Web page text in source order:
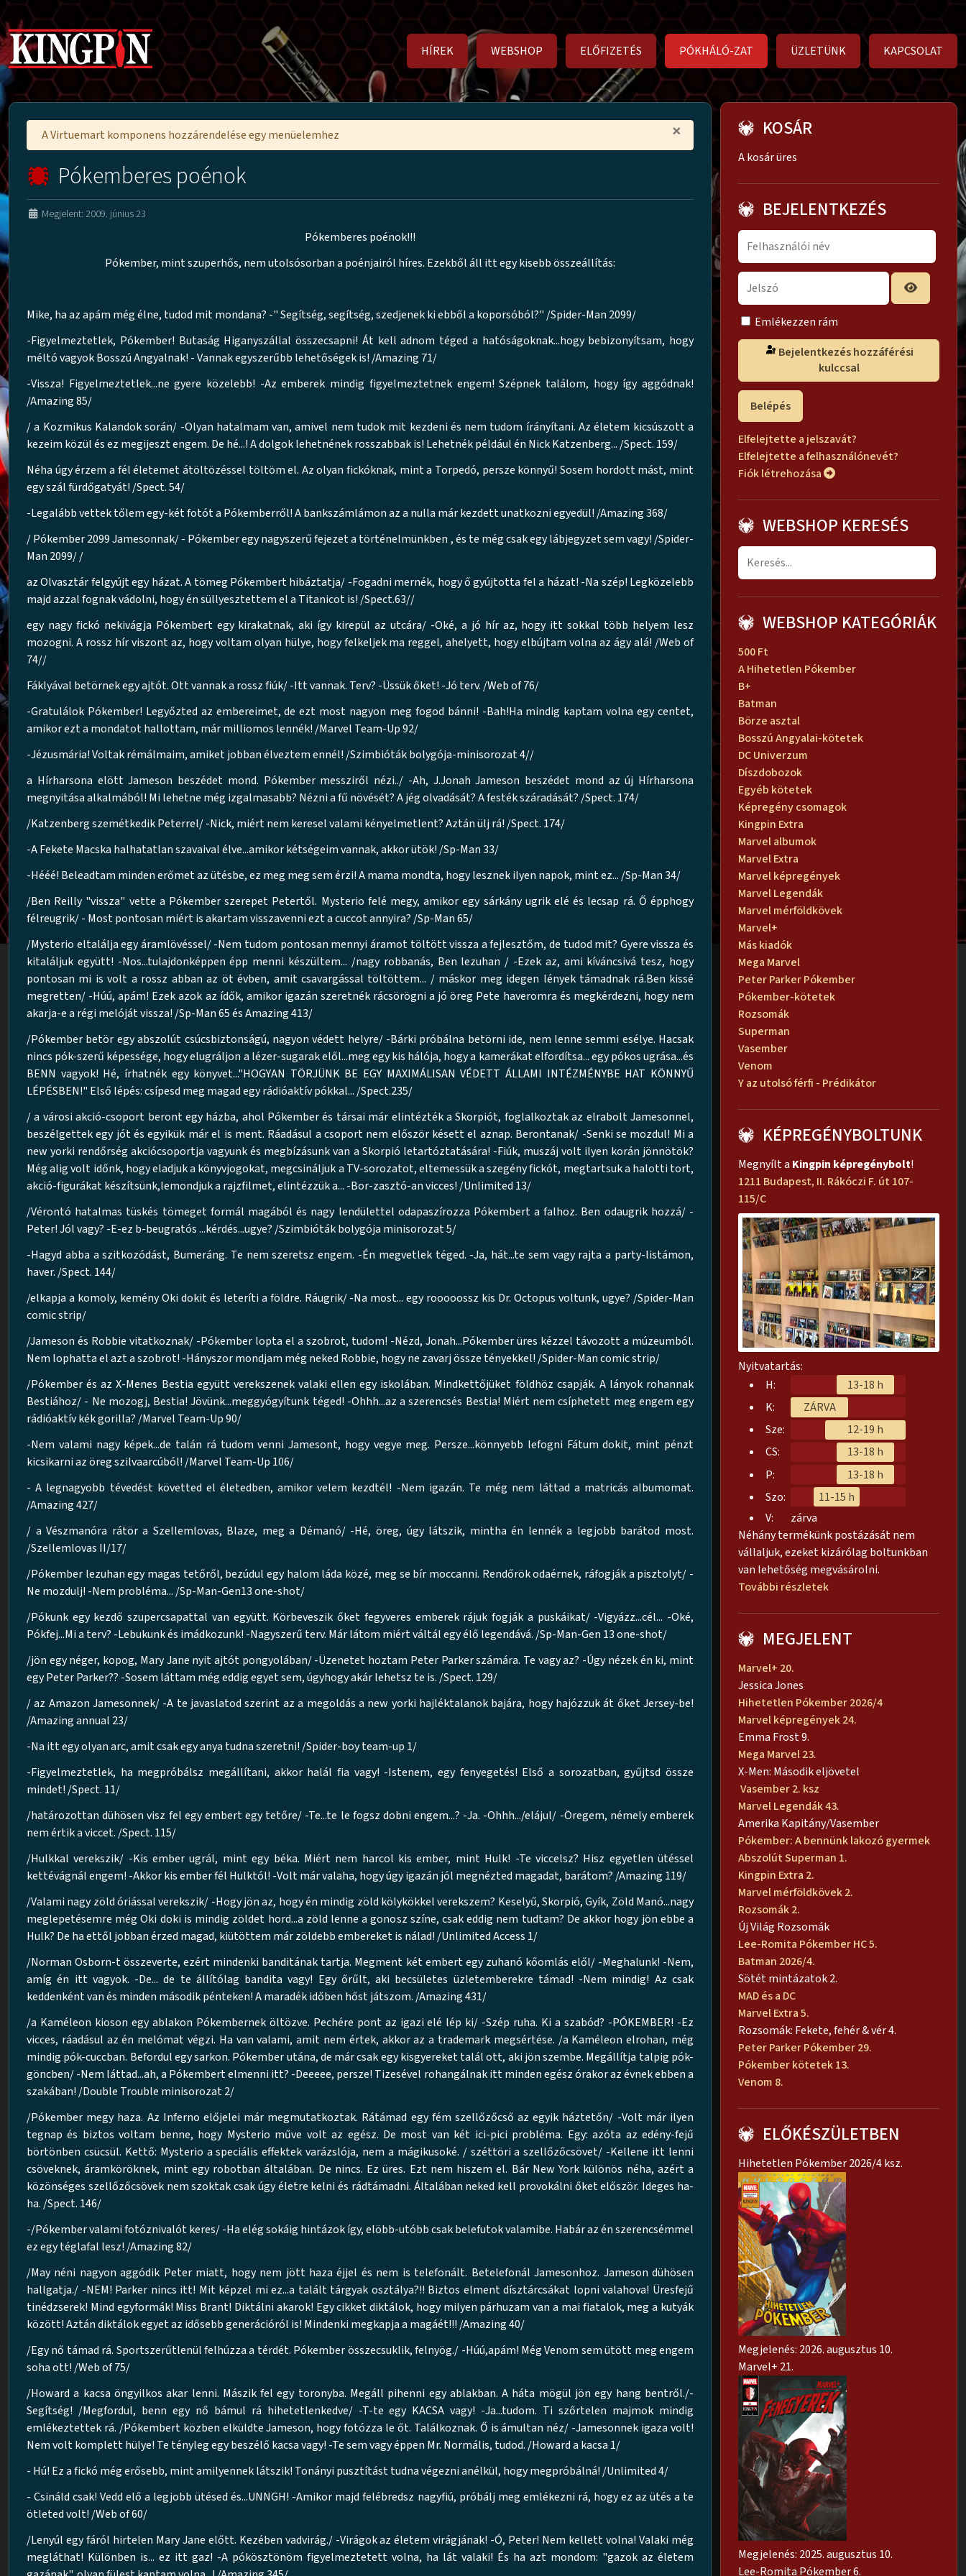
HÍREK WEBSHOP ELŐFIZETÉS PÓKHÁLÓ-ZAT ÜZLETÜNK KAPCSOLAT
×
A Virtuemart komponens hozzárendelése egy menüelemhez
Pókemberes poénok
Megjelent: 2009. június 23
Pókemberes poénok!!!
Pókember, mint szuperhős, nem utolsósorban a poénjairól híres. Ezekből áll itt egy kisebb összeállítás:
Mike, ha az apám még élne, tudod mit mondana? -" Segítség, segítség, szedjenek ki ebből a koporsóból?" /Spider-Man 2099/
-Figyelmeztetlek, Pókember! Butaság Higanyszállal összecsapni! Át kell adnom téged a hatóságoknak...hogy bebizonyítsam, hogy
méltó vagyok Bosszú Angyalnak! - Vannak egyszerűbb lehetőségek is! /Amazing 71/
-Vissza! Figyelmeztetlek...ne gyere közelebb! -Az emberek mindig figyelmeztetnek engem! Szépnek találom, hogy így aggódnak!
/Amazing 85/
/ a Kozmikus Kalandok során/ -Olyan hatalmam van, amivel nem tudok mit kezdeni és nem tudom írányítani. Az életem kicsúszott a
kezeim közül és ez megijeszt engem. De hé...! A dolgok lehetnének rosszabbak is! Lehetnék például én Nick Katzenberg... /Spect. 159/
Néha úgy érzem a fél életemet átöltözéssel töltöm el. Az olyan fickóknak, mint a Torpedó, persze könnyű! Sosem hordott mást, mint
egy szál fürdőgatyát! /Spect. 54/
-Legalább vettek tőlem egy-két fotót a Pókemberről! A bankszámlámon az a nulla már kezdett unatkozni egyedül! /Amazing 368/
/ Pókember 2099 Jamesonnak/ - Pókember egy nagyszerű fejezet a történelmünkben , és te még csak egy lábjegyzet sem vagy! /Spider-
Man 2099/ /
az Olvasztár felgyújt egy házat. A tömeg Pókembert hibáztatja/ -Fogadni mernék, hogy ő gyújtotta fel a házat! -Na szép! Legközelebb
majd azzal fognak vádolni, hogy én süllyesztettem el a Titanicot is! /Spect.63//
egy nagy fickó nekivágja Pókembert egy kirakatnak, aki így kirepül az utcára/ -Oké, a jó hír az, hogy itt sokkal több helyem lesz
mozogni. A rossz hír viszont az, hogy voltam olyan hülye, hogy felkeljek ma reggel, ahelyett, hogy elbújtam volna az ágy alá! /Web of
74//
Fáklyával betörnek egy ajtót. Ott vannak a rossz fiúk/ -Itt vannak. Terv? -Üssük őket! -Jó terv. /Web of 76/
-Gratulálok Pókember! Legyőzted az embereimet, de ezt most nagyon meg fogod bánni! -Bah!Ha mindig kaptam volna egy centet,
amikor ezt a mondatot hallottam, már milliomos lennék! /Marvel Team-Up 92/
-Jézusmária! Voltak rémálmaim, amiket jobban élveztem ennél! /Szimbióták bolygója-minisorozat 4//
a Hírharsona elött Jameson beszédet mond. Pókember messziről nézi../ -Ah, J.Jonah Jameson beszédet mond az új Hírharsona
megnyitása alkalmából! Mi lehetne még izgalmasabb? Nézni a fű növését? A jég olvadását? A festék száradását? /Spect. 174/
/Katzenberg szemétkedik Peterrel/ -Nick, miért nem keresel valami kényelmetlent? Aztán ülj rá! /Spect. 174/
-A Fekete Macska halhatatlan szavaival élve...amikor kétségeim vannak, akkor ütök! /Sp-Man 33/
-Hééé! Beleadtam minden erőmet az ütésbe, ez meg meg sem érzi! A mama mondta, hogy lesznek ilyen napok, mint ez... /Sp-Man 34/
/Ben Reilly "vissza" vette a Pókember szerepet Petertől. Mysterio felé megy, amikor egy sárkány ugrik elé és lecsap rá. Ő épphogy
félreugrik/ - Most pontosan miért is akartam visszavenni ezt a cuccot annyira? /Sp-Man 65/
/Mysterio eltalálja egy áramlövéssel/ -Nem tudom pontosan mennyi áramot töltött vissza a fejlesztőm, de tudod mit? Gyere vissza és
kitaláljuk együtt! -Nos...tulajdonképpen épp menni készültem... /nagy robbanás, Ben lezuhan / -Ezek az, ami kíváncsivá tesz, hogy
pontosan mi is volt a rossz abban az öt évben, amit csavargással töltöttem... / máskor meg idegen lények támadnak rá.Ben kissé
megretten/ -Húú, apám! Ezek azok az ídők, amikor igazán szeretnék rácsörögni a jó öreg Pete haveromra és megkérdezni, hogy nem
akarja-e a régi melóját vissza! /Sp-Man 65 és Amazing 413/
/Pókember betör egy abszolút csúcsbiztonságú, nagyon védett helyre/ -Bárki próbálna betörni ide, nem lenne semmi esélye. Hacsak
nincs pók-szerű képessége, hogy elugráljon a lézer-sugarak elől...meg egy kis hálója, hogy a kamerákat elfordítsa... egy pókos ugrása...és
BENN vagyok! Hé, írhatnék egy könyvet..."HOGYAN TÖRJÜNK BE EGY MAXIMÁLISAN VÉDETT ÁLLAMI INTÉZMÉNYBE HAT KÖNNYŰ
LÉPÉSBEN!" Első lépés: csípesd meg magad egy rádióaktív pókkal... /Spect.235/
/ a városi akció-csoport beront egy házba, ahol Pókember és társai már elintézték a Skorpiót, foglalkoztak az elrabolt Jamesonnel,
beszélgettek egy jót és egyikük már el is ment. Ráadásul a csoport nem először késett el aznap. Berontanak/ -Senki se mozdul! Mi a
new yorki rendőrség akciócsoportja vagyunk és megbízásunk van a Skorpió letartóztatására! -Fiúk, muszáj volt ilyen korán jönnötök?
Még alig volt időnk, hogy eladjuk a könyvjogokat, megcsináljuk a TV-sorozatot, eltemessük a szegény fickót, megtartsuk a halotti tort,
akció-figurákat készítsünk,lemondjuk a rajzfilmet, elintézzük a... -Bor-zasztó-an vicces! /Unlimited 13/
/Vérontó hatalmas tüskés tömeget formál magából és nagy lendülettel odapaszírozza Pókembert a falhoz. Ben odaugrik hozzá/ -
Peter! Jól vagy? -E-ez b-beugratós ...kérdés...ugye? /Szimbióták bolygója minisorozat 5/
-Hagyd abba a szitkozódást, Bumeráng. Te nem szeretsz engem. -Én megvetlek téged. -Ja, hát...te sem vagy rajta a party-listámon,
haver. /Spect. 144/
/elkapja a komoly, kemény Oki dokit és leteríti a földre. Ráugrik/ -Na most... egy rooooossz kis Dr. Octopus voltunk, ugye? /Spider-Man
comic strip/
/Jameson és Robbie vitatkoznak/ -Pókember lopta el a szobrot, tudom! -Nézd, Jonah...Pókember üres kézzel távozott a múzeumból.
Nem lophatta el azt a szobrot! -Hányszor mondjam még neked Robbie, hogy ne zavarj össze tényekkel! /Spider-Man comic strip/
/Pókember és az X-Menes Bestia együtt verekszenek valaki ellen egy iskolában. Mindkettőjüket földhöz csapják. A lányok rohannak
Bestiához/ - Ne mozogj, Bestia! Jövünk...meggyógyítunk téged! -Ohhh...az a szerencsés Bestia! Miért nem csíphetett meg engem egy
rádióaktív kék gorilla? /Marvel Team-Up 90/
-Nem valami nagy képek...de talán rá tudom venni Jamesont, hogy vegye meg. Persze...könnyebb lefogni Fátum dokit, mint pénzt
kicsikarni az öreg szilvaarcúból! /Marvel Team-Up 106/
- A legnagyobb tévedést követted el életedben, amikor velem kezdtél! -Nem igazán. Te még nem láttad a matricás albumomat.
/Amazing 427/
/ a Vészmanóra rátör a Szellemlovas, Blaze, meg a Démanó/ -Hé, öreg, úgy látszik, mintha én lennék a legjobb barátod most.
/Szellemlovas II/17/
/Pókember lezuhan egy magas tetőről, bezúdul egy halom láda közé, meg se bír moccanni. Rendőrök odaérnek, ráfogják a pisztolyt/ -
Ne mozdulj! -Nem probléma... /Sp-Man-Gen13 one-shot/
/Pókunk egy kezdő szupercsapattal van együtt. Körbeveszik őket fegyveres emberek rájuk fogják a puskáikat/ -Vigyázz...cél... -Oké,
Pókfej...Mi a terv? -Lebukunk és imádkozunk! -Nagyszerű terv. Már látom miért váltál egy élő legendává. /Sp-Man-Gen 13 one-shot/
/jön egy néger, kopog, Mary Jane nyit ajtót pongyolában/ -Üzenetet hoztam Peter Parker számára. Te vagy az? -Úgy nézek én ki, mint
egy Peter Parker?? -Sosem láttam még eddig egyet sem, úgyhogy akár lehetsz te is. /Spect. 129/
/ az Amazon Jamesonnek/ -A te javaslatod szerint az a megoldás a new yorki hajléktalanok bajára, hogy hajózzuk át őket Jersey-be!
/Amazing annual 23/
-Na itt egy olyan arc, amit csak egy anya tudna szeretni! /Spider-boy team-up 1/
-Figyelmeztetlek, ha megpróbálsz megállítani, akkor halál fia vagy! -Istenem, egy fenyegetés! Első a sorozatban, gyűjtsd össze
mindet! /Spect. 11/
/határozottan dühösen visz fel egy embert egy tetőre/ -Te...te le fogsz dobni engem...? -Ja. -Ohhh.../elájul/ -Öregem, némely emberek
nem értik a viccet. /Spect. 115/
/Hulkkal verekszik/ -Kis ember ugrál, mint egy béka. Miért nem harcol kis ember, mint Hulk! -Te viccelsz? Hisz egyetlen ütéssel
kettévágnál engem! -Akkor kis ember fél Hulktól! -Volt már valaha, hogy úgy igazán jól megnézted magadat, barátom? /Amazing 119/
/Valami nagy zöld óriással verekszik/ -Hogy jön az, hogy én mindig zöld kölykökkel verekszem? Keselyű, Skorpió, Gyík, Zöld Manó...nagy
meglepetésemre még Oki doki is mindig zöldet hord...a zöld lenne a gonosz színe, csak eddig nem tudtam? De akkor hogy jön ebbe a
Hulk? De ha ettől jobban érzed magad, kiütöttem már zöldebb embereket is nálad! /Unlimited Access 1/
/Norman Osborn-t összeverte, ezért mindenki banditának tartja. Megment két embert egy zuhanó kőomlás elől/ -Meghalunk! -Nem,
amíg én itt vagyok. -De... de te állítólag bandita vagy! Egy őrűlt, aki becsületes üzletemberekre támad! -Nem mindig! Az csak
keddenként van és minden második pénteken! A maradék időben hőst játszom. /Amazing 431/
/a Kaméleon kioson egy ablakon Pókembernek öltözve. Pechére pont az igazi elé lép ki/ -Szép ruha. Ki a szabód? -PÓKEMBER! -Ez
vicces, ráadásul az én melómat végzi. Ha van valami, amit nem értek, akkor az a trademark megsértése. /a Kaméleon elrohan, még
mindig pók-cuccban. Befordul egy sarkon. Pókember utána, de már csak egy kisgyereket talál ott, aki jön szembe. Megállítja talpig pók-
göncben/ -Nem láttad...ah, a Pókembert elmenni itt? -Deeeee, persze! Tizesével rohangálnak itt minden egész órakor az évnek ebben a
szakában! /Double Trouble minisorozat 2/
/Pókember megy haza. Az Inferno előjelei már megmutatkoztak. Rátámad egy fém szellőzőcső az egyik háztetőn/ -Volt már ilyen
tegnap és biztos voltam benne, hogy Mysterio műve volt az egész. De most van két ici-pici probléma. Egy: azóta az edény-fejű
börtönben csücsül. Kettő: Mysterio a speciális effektek varázslója, nem a mágikusoké. / széttöri a szellőzőcsövet/ -Kellene itt lenni
csöveknek, áramköröknek, mint egy robotban általában. De nincs. Ez üres. Ezt nem hiszem el. Bár New York különös néha, azért a
közönséges szellőzőcsövek nem szoktak csak úgy életre kelni és rádtámadni. Általában neked kell provokálni őket először. Ideges ha-
ha. /Spect. 146/
-/Pókember valami fotóznivalót keres/ -Ha elég sokáig hintázok így, elöbb-utóbb csak belefutok valamibe. Habár az én szerencsémmel
ez egy téglafal lesz! /Amazing 82/
/May néni nagyon aggódik Peter miatt, hogy nem jött haza éjjel és nem is telefonált. Betelefonál Jamesonhoz. Jameson dühösen
hallgatja./ -NEM! Parker nincs itt! Mit képzel mi ez...a talált tárgyak osztálya?!! Biztos elment dísztárcsákat lopni valahova! Üresfejű
tinédzserek! Mind egyformák! Miss Brant! Diktálni akarok! Egy cikket diktálok, hogy milyen párhuzam van a mai fiatalok, meg a kutyák
között! Aztán diktálok egyet az idősebb generációról is! Mindenki megkapja a magáét!!! /Amazing 40/
/Egy nő támad rá. Sportszerűtlenül felhúzza a térdét. Pókember összecsuklik, felnyög./ -Húú,apám! Még Venom sem ütött meg engem
soha ott! /Web of 75/
/Howard a kacsa öngyilkos akar lenni. Mászik fel egy toronyba. Megáll pihenni egy ablakban. A háta mögül jön egy hang bentről./-
Segítség! /Megfordul, benn egy nő bámul rá hihetetlenkedve/ -T-te egy KACSA vagy! -Ja...tudom. Ti szőrtelen majmok mindig
emlékeztettek rá. /Pókembert közben elküldte Jameson, hogy fotózza le őt. Találkoznak. Ő is ámultan néz/ -Jamesonnek igaza volt!
Nem volt komplett hülye! Te tényleg egy beszélő kacsa vagy! -Te sem vagy éppen Mr. Normális, tudod. /Howard a kacsa 1/
- Hú! Ez a fickó még erősebb, mint amilyennek látszik! Tonányi pusztítást tudna végezni anélkül, hogy megpróbálná! /Unlimited 4/
- Csináld csak! Vedd elő a legjobb ütésed és...UNNGH! -Amikor majd felébredsz nagyfiú, próbálj meg emlékezni rá, hogy ez az ütés a te
ötleted volt! /Web of 60/
/Lenyúl egy fáról hirtelen Mary Jane előtt. Kezében vadvirág./ -Virágok az életem virágjának! -Ó, Peter! Nem kellett volna! Valaki még
megláthat! Különben is... ez itt gaz! -A pókösztönöm figyelmeztetett volna, ha lát valaki! És ha azt mondom: "gazok az életem
KOSÁR
A kosár üres
BEJELENTKEZÉS
Emlékezzen rám
kulccsal
Belépés
Elfelejtette a jelszavát?
Elfelejtette a felhasználónevét?
Fiók létrehozása
WEBSHOP KERESÉS
WEBSHOP KATEGÓRIÁK
500 Ft
A Hihetetlen Pókember
B+
Batman
Börze asztal
Bosszú Angyalai-kötetek
DC Univerzum
Díszdobozok
Egyéb kötetek
Képregény csomagok
Kingpin Extra
Marvel albumok
Marvel Extra
Marvel képregények
Marvel Legendák
Marvel mérföldkövek
Marvel+
Más kiadók
Mega Marvel
Peter Parker Pókember
Pókember-kötetek
Rozsomák
Superman
Vasember
Venom
Y az utolsó férfi - Prédikátor
KÉPREGÉNYBOLTUNK
Megnyílt a Kingpin képregénybolt!
1211 Budapest, II. Rákóczi F. út 107-
115/C
Nyitvatartás:
H:
13-18 h
K:
ZÁRVA
Sze:
12-19 h
CS:
13-18 h
P:
13-18 h
Szo:
11-15 h
V:
zárva
Néhány termékünk postázását nem
vállaljuk, ezeket kizárólag boltunkban
van lehetőség megvásárolni.
További részletek
MEGJELENT
Marvel+ 20.
Jessica Jones
Hihetetlen Pókember 2026/4
Marvel képregények 24.
Emma Frost 9.
Mega Marvel 23.
X-Men: Második eljövetel
Vasember 2. ksz
Marvel Legendák 43.
Amerika Kapitány/Vasember
Pókember: A bennünk lakozó gyermek
Abszolút Superman 1.
Kingpin Extra 2.
Marvel mérföldkövek 2.
Rozsomák 2.
Új Világ Rozsomák
Lee-Romita Pókember HC 5.
Batman 2026/4.
Sötét mintázatok 2.
MAD és a DC
Marvel Extra 5.
Rozsomák: Fekete, fehér & vér 4.
Peter Parker Pókember 29.
Pókember kötetek 13.
Venom 8.
ELŐKÉSZÜLETBEN
Hihetetlen Pókember 2026/4 ksz.
Megjelenés: 2026. augusztus 10.
Marvel+ 21.
Megjelenés: 2025. augusztus 10.
Lee-Romita Pókember 6.